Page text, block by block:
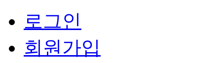
로그인
회원가입